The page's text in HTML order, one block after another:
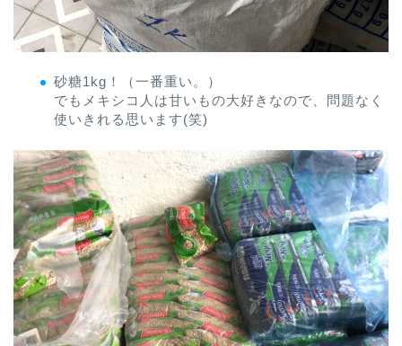
砂糖1kg！（一番重い。）
でもメキシコ人は甘いもの大好きなので、問題なく
使いきれる思います(笑)